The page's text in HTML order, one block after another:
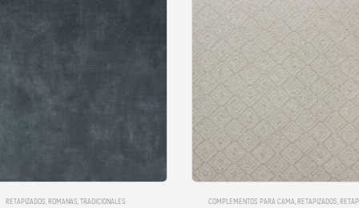
PARA CAMA,RETAPIZADOS,RETAPIZADOS COMPLEMENTOS PARA CAMA, RETAPIZADOS,